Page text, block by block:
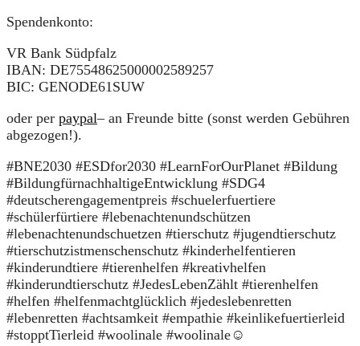
Spendenkonto:
VR Bank Südpfalz
IBAN: DE75548625000002589257
BIC: GENODE61SUW
oder per paypal– an Freunde bitte (sonst werden Gebühren
abgezogen!).
#BNE2030 #ESDfor2030 #LearnForOurPlanet #Bildung
#BildungfürnachhaltigeEntwicklung #SDG4
#deutscherengagementpreis #schuelerfuertiere
#schülerfürtiere #lebenachtenundschützen
#lebenachtenundschuetzen #tierschutz #jugendtierschutz
#tierschutzistmenschenschutz #kinderhelfentieren
#kinderundtiere #tierenhelfen #kreativhelfen
#kinderundtierschutz #JedesLebenZählt #tierenhelfen
#helfen #helfenmachtglücklich #jedeslebenretten
#lebenretten #achtsamkeit #empathie #keinlikefuertierleid
#stopptTierleid #woolinale #woolinale☺️